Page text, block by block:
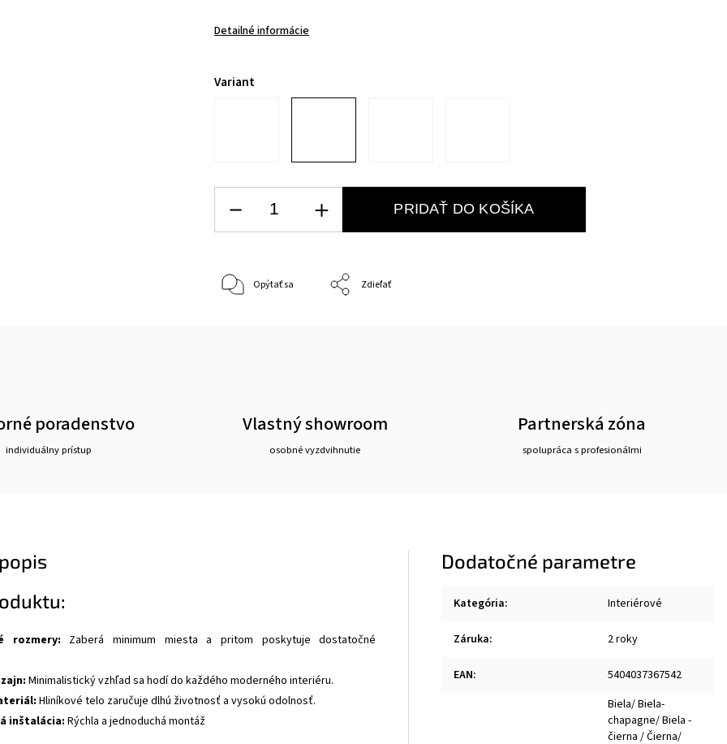
Detailné informácie
Variant
PRIDAŤ DO KOŠÍKA
Opýtať sa Zdieľať
poradenstvo
individuálny prístup
Vlastný showroom
osobné vyzdvihnutie
Partnerská zóna
spolupráca s profesionálmi
rozmery: Zaberá minimum miesta a pritom poskytuje dostatočné
Minimalistický vzhľad sa hodí do každého moderného interiéru.
Hliníkové telo zaručuje dlhú životnosť a vysokú odolnosť.
inštalácia: Rýchla a jednoduchá montáž
Dodatočné parametre
Kategória: Interiérové
Záruka: 2 roky
EAN: 5404037367542
Biela/ Biela-
chapagne/ Biela -
čierna / Čierna/